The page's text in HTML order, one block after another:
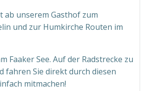
ab unserem Gasthof zum
und zur Humkirche Routen im
Faaker See. Auf der Radstrecke zu
fahren Sie direkt durch diesen
mitmachen!